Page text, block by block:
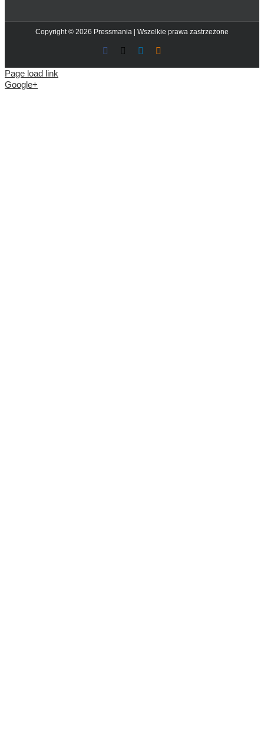
Copyright © 2026 Pressmania | Wszelkie prawa zastrzeżone
Facebook LinkedIn
Page load link
Google+